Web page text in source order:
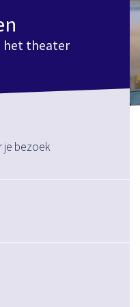
het theater
je bezoek